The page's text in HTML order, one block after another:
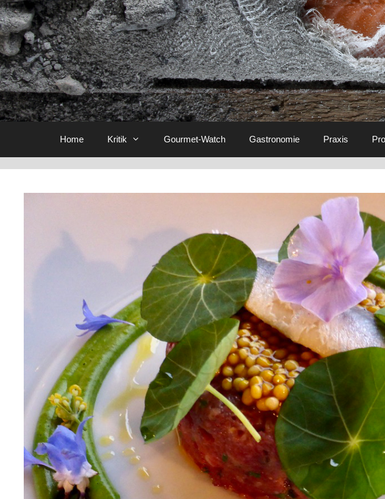
Home Kritik Gourmet-Watch Gastronomie Praxis